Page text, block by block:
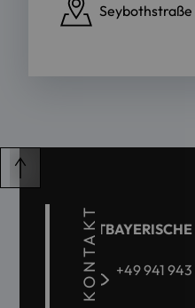
Seybothstraße
KONTAKT +49 941